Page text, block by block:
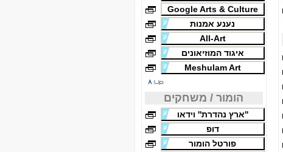
Google Arts & Culture
נענע אמנות
All-Art
איגוד המוזיאונים
Meshulam Art
הומור / משחקים
''ארץ נהדרת'' וידאו
דופ
פורטל הומור